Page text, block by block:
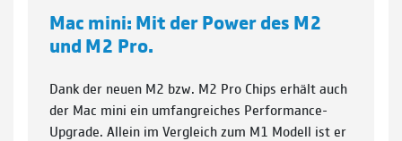
Mac mini: Mit der Power des M2
und M2 Pro.
Dank der neuen M2 bzw. M2 Pro Chips erhält auch
der Mac mini ein umfangreiches Performance-
Upgrade. Allein im Vergleich zum M1 Modell ist er